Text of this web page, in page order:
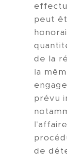
peut
de la
la
prévu
de